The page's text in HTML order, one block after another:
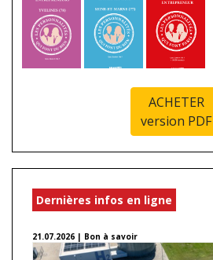
ACHETER
version PDF
Dernières infos en ligne
21.07.2026 | Bon à savoir